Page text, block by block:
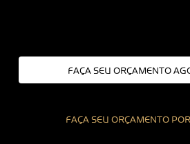
FAÇA SEU ORÇAMENTO
FAÇA SEU ORÇAMENTO